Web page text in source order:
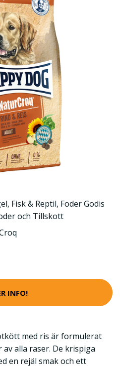
, Fisk & Reptil, Foder Godis
och Tillskott
INFO!
med ris är formulerat
alla raser. De krispiga
en rejäl smak och ett